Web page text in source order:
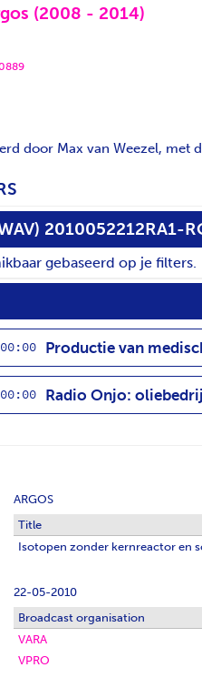
(2008 - 2014)
door Max van Weezel, met
) 2010052212RA1-
gebaseerd op je filters.
Productie van
Radio Onjo:
ARGOS
Title
Isotopen zonder kernreactor en
22-05-2010
Broadcast organisation
VARA
VPRO